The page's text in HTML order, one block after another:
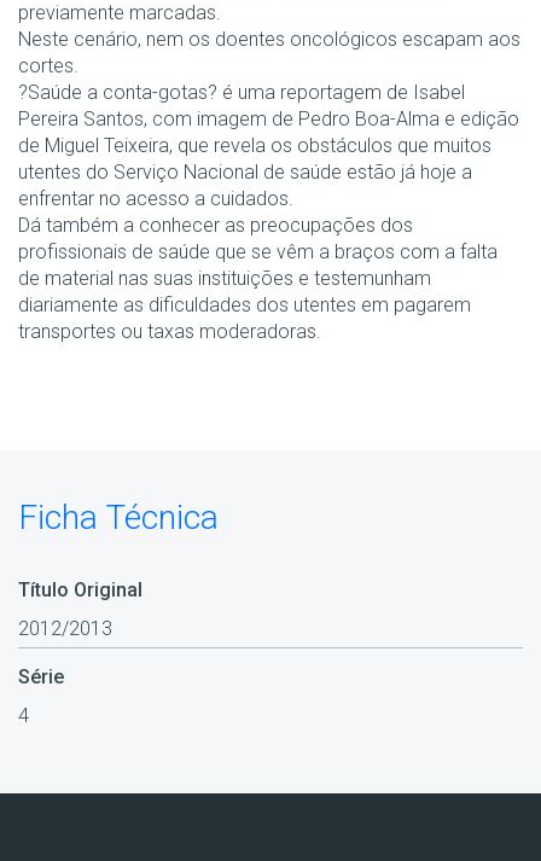
previamente marcadas.
Neste cenário, nem os doentes oncológicos escapam aos
cortes.
?Saúde a conta-gotas? é uma reportagem de Isabel
Pereira Santos, com imagem de Pedro Boa-Alma e edição
de Miguel Teixeira, que revela os obstáculos que muitos
utentes do Serviço Nacional de saúde estão já hoje a
enfrentar no acesso a cuidados.
Dá também a conhecer as preocupações dos
profissionais de saúde que se vêm a braços com a falta
de material nas suas instituições e testemunham
diariamente as dificuldades dos utentes em pagarem
transportes ou taxas moderadoras.
Ficha Técnica
Título Original
2012/2013
Série
4